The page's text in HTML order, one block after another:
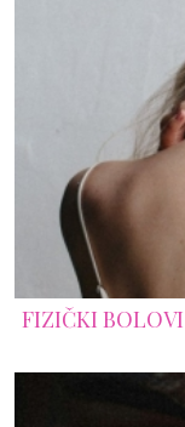
FIZIČKI BOLOVI